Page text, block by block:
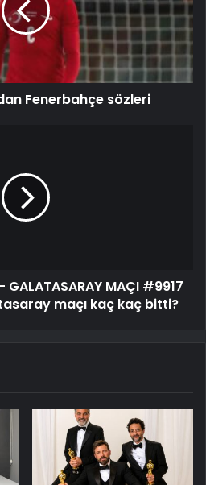
Fenerbahçe sözleri
GALATASARAY MAÇI #9917
maçı kaç kaç bitti?